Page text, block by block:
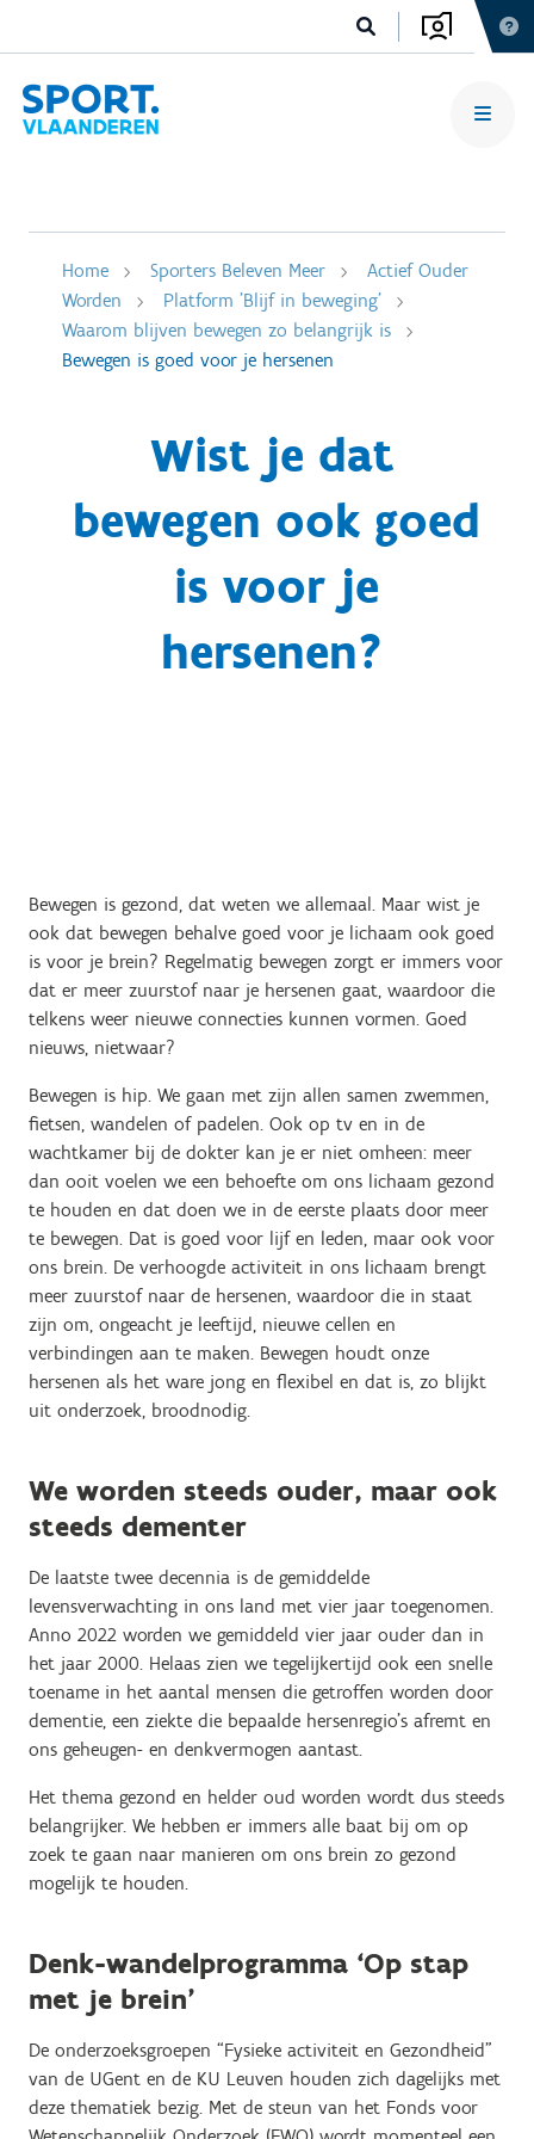
Home Sporters Beleven Meer
Actief Ouder
Worden
Platform 'Blijf in beweging'
Waarom blijven bewegen zo belangrijk is
Bewegen is goed voor je hersenen
Wist je dat
bewegen ook goed
is voor je
hersenen?
Bewegen is gezond, dat weten we allemaal. Maar wist je
ook dat bewegen behalve goed voor je lichaam ook goed
is voor je brein? Regelmatig bewegen zorgt er immers voor
dat er meer zuurstof naar je hersenen gaat, waardoor die
telkens weer nieuwe connecties kunnen vormen. Goed
nieuws, nietwaar?
Bewegen is hip. We gaan met zijn allen samen zwemmen,
fietsen, wandelen of padelen. Ook op tv en in de
wachtkamer bij de dokter kan je er niet omheen: meer
dan ooit voelen we een behoefte om ons lichaam gezond
te houden en dat doen we in de eerste plaats door meer
te bewegen. Dat is goed voor lijf en leden, maar ook voor
ons brein. De verhoogde activiteit in ons lichaam brengt
meer zuurstof naar de hersenen, waardoor die in staat
zijn om, ongeacht je leeftijd, nieuwe cellen en
verbindingen aan te maken. Bewegen houdt onze
hersenen als het ware jong en flexibel en dat is, zo blijkt
uit onderzoek, broodnodig.
We worden steeds ouder, maar ook
steeds dementer
De laatste twee decennia is de gemiddelde
levensverwachting in ons land met vier jaar toegenomen.
Anno 2022 worden we gemiddeld vier jaar ouder dan in
het jaar 2000. Helaas zien we tegelijkertijd ook een snelle
toename in het aantal mensen die getroffen worden door
dementie, een ziekte die bepaalde hersenregio’s afremt en
ons geheugen- en denkvermogen aantast.
Het thema gezond en helder oud worden wordt dus steeds
belangrijker. We hebben er immers alle baat bij om op
zoek te gaan naar manieren om ons brein zo gezond
mogelijk te houden.
Denk-wandelprogramma ‘Op stap
met je brein’
De onderzoeksgroepen “Fysieke activiteit en Gezondheid”
van de UGent en de KU Leuven houden zich dagelijks met
deze thematiek bezig. Met de steun van het Fonds voor